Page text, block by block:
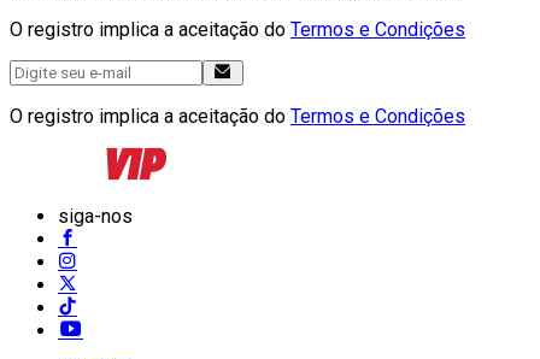
O registro implica a aceitação do Termos e Condições
O registro implica a aceitação do Termos e Condições
siga-nos